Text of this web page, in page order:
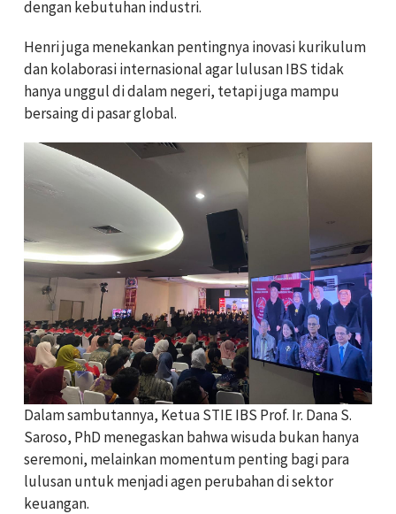
dengan kebutuhan industri.
Henri juga menekankan pentingnya inovasi kurikulum
dan kolaborasi internasional agar lulusan IBS tidak
hanya unggul di dalam negeri, tetapi juga mampu
bersaing di pasar global.
Dalam sambutannya, Ketua STIE IBS Prof. Ir. Dana S.
Saroso, PhD menegaskan bahwa wisuda bukan hanya
seremoni, melainkan momentum penting bagi para
lulusan untuk menjadi agen perubahan di sektor
keuangan.